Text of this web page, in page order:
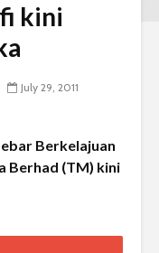
kini
July 29, 2011
Berkelajuan
Berhad (TM) kini